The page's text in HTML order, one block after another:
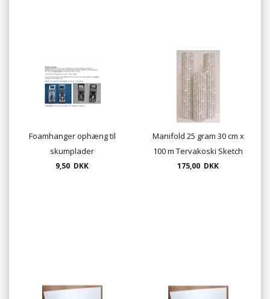
Foamhanger ophæng til
skumplader
9,50 DKK
Manifold 25 gram 30 cm x
100 m Tervakoski Sketch
Paper
175,00 DKK